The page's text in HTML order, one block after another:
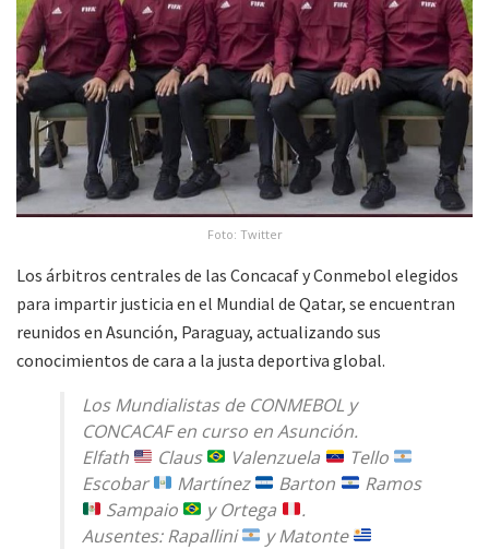
Foto: Twitter
Los árbitros centrales de las Concacaf y Conmebol elegidos
para impartir justicia en el Mundial de Qatar, se encuentran
reunidos en Asunción, Paraguay, actualizando sus
conocimientos de cara a la justa deportiva global.
Los Mundialistas de CONMEBOL y
CONCACAF en curso en Asunción.
Elfath
Claus Valenzuela
Tello
Escobar
Martínez Barton
Ramos
Sampaio
y Ortega
.
Ausentes: Rapallini
y Matonte